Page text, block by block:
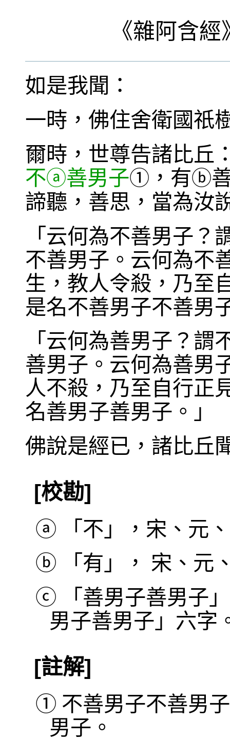
《雜阿含經
如是我聞：
一時，佛住舍衛國祇
爾時，世尊告諸比丘
不ⓐ善男子① ，有ⓑ
諦聽，善思，當為汝
「云何為不善男子
不善男子。云何為不
生，教人令殺，乃至
是名不善男子不善男
「云何為善男子？
善男子。云何為善男
人不殺，乃至自行正
名善男子善男子。」
佛說是經已，諸比丘
[校勘]
ⓐ
「不」，宋、元
ⓑ
「有」， 宋、元
ⓒ
「善男子善男子
男子善男子」六字
[註解]
① 不善男子不善男
男子。